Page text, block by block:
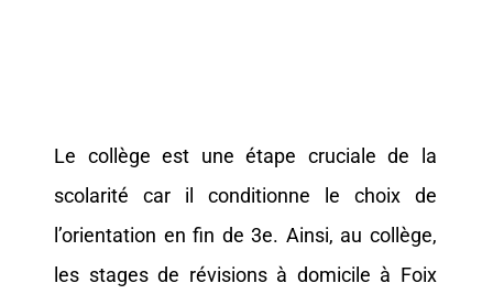
Le collège est une étape cruciale de la
scolarité car il conditionne le choix de
l’orientation en fin de 3e. Ainsi, au collège,
les stages de révisions à domicile à Foix